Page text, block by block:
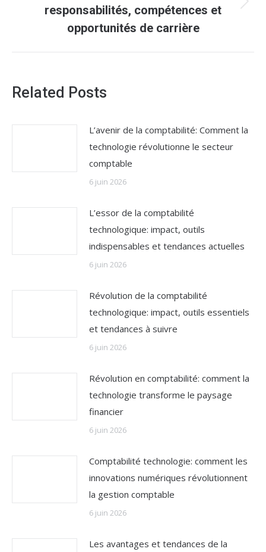
Article
suivant
responsabilités, compétences et
opportunités de carrière
Related Posts
L’avenir de la comptabilité: Comment la
technologie révolutionne le secteur
comptable
6 juin 2026
L’essor de la comptabilité
technologique: impact, outils
indispensables et tendances actuelles
6 juin 2026
Révolution de la comptabilité
technologique: impact, outils essentiels
et tendances à suivre
6 juin 2026
Révolution en comptabilité: comment la
technologie transforme le paysage
financier
6 juin 2026
Comptabilité technologie: comment les
innovations numériques révolutionnent
la gestion comptable
6 juin 2026
Les avantages et tendances de la